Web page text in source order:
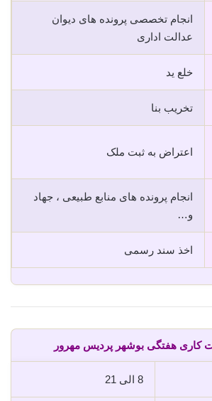
انجام تخصصی پرونده های دیوان
عدالت اداری
خلع ید
تخریب بنا
اعتراض به ثبت ملک
انجام پرونده های منابع طبیعی ، جهاد
و…
اخذ سند رسمی
کاری هفتگی بوشهر پردیس مهرور
8 الی 21